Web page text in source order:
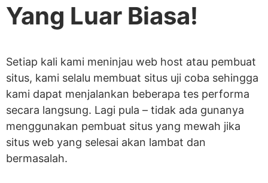
Yang Luar Biasa!
Setiap kali kami meninjau web host atau pembuat
situs, kami selalu membuat situs uji coba sehingga
kami dapat menjalankan beberapa tes performa
secara langsung. Lagi pula – tidak ada gunanya
menggunakan pembuat situs yang mewah jika
situs web yang selesai akan lambat dan
bermasalah.